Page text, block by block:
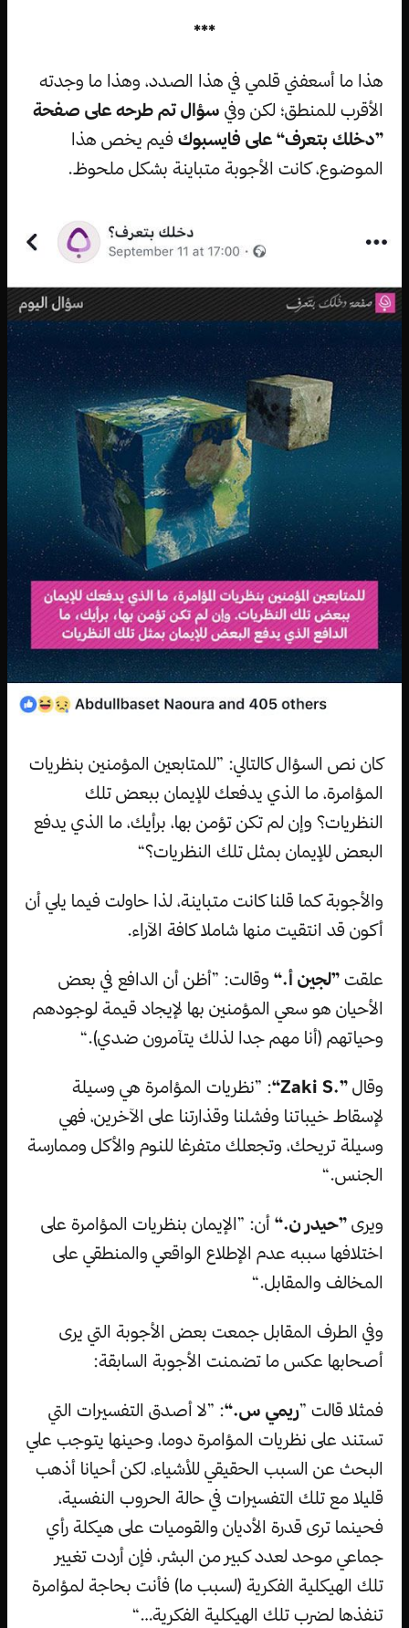
***
هذا ما أسعفني قلمي في هذا الصدد، وهذا ما وجدته
الأقرب للمنطق؛ لكن وفي سؤال تم طرحه على صفحة
”دخلك بتعرف“ على فايسبوك فيم يخص هذا
الموضوع، كانت الأجوبة متباينة بشكل ملحوظ.
كان نص السؤال كالتالي: ”للمتابعين المؤمنين بنظريات
المؤامرة، ما الذي يدفعك للإيمان ببعض تلك
النظريات؟ وإن لم تكن تؤمن بها، برأيك، ما الذي يدفع
البعض للإيمان بمثل تلك النظريات؟“
والأجوبة كما قلنا كانت متباينة، لذا حاولت فيما يلي أن
أكون قد انتقيت منها شاملا كافة الآراء.
علقت ”لجين أ.“ وقالت: ”أظن أن الدافع في بعض
الأحيان هو سعي المؤمنين بها لإيجاد قيمة لوجودهم
وحياتهم (أنا مهم جدا لذلك يتآمرون ضدي).“
وقال ”.Zaki S“
: ”نظريات المؤامرة هي وسيلة
لإسقاط خيباتنا وفشلنا وقذارتنا على الآخرين، فهي
وسيلة تريحك، وتجعلك متفرغا للنوم والأكل وممارسة
الجنس.“
ويرى ”حيدر ن.“ أن: ”الإيمان بنظريات المؤامرة على
اختلافها سببه عدم الإطلاع الواقعي والمنطقي على
المخالف والمقابل.“
وفي الطرف المقابل جمعت بعض الأجوبة التي يرى
أصحابها عكس ما تضمنت الأجوبة السابقة:
فمثلا قالت ”ريمي س.“: ”لا أصدق التفسيرات التي
تستند على نظريات المؤامرة دوما، وحينها يتوجب علي
البحث عن السبب الحقيقي للأشياء، لكن أحيانا أذهب
قليلا مع تلك التفسيرات في حالة الحروب النفسية،
فحينما ترى قدرة الأديان والقوميات على هيكلة رأي
جماعي موحد لعدد كبير من البشر، فإن أردت تغيير
تلك الهيكلية الفكرية (لسبب ما) فأنت بحاجة لمؤامرة
تنفذها لضرب تلك الهيكلية الفكرية…“